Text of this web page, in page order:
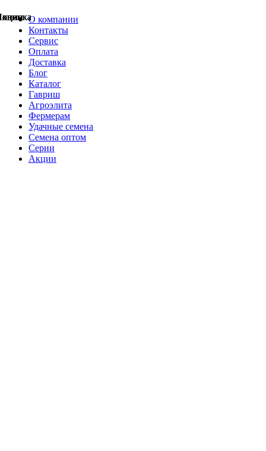
О компании
Контакты
Сервис
Оплата
Доставка
Блог
Каталог
Гавриш
Агроэлита
Фермерам
Удачные семена
Семена оптом
Серии
Акции